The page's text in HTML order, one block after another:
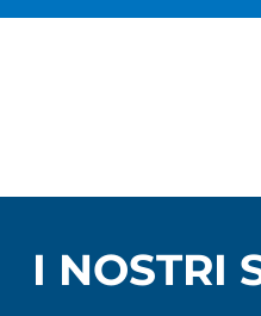
I NOSTRI